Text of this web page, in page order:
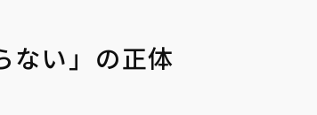
ない」の正体